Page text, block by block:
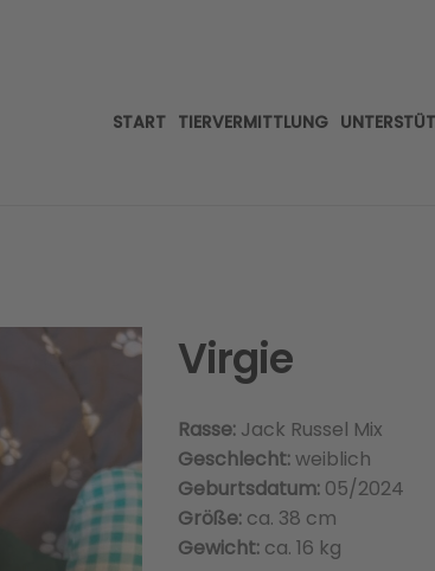
START TIERVERMITTLUNG
Virgie
Rasse:Jack Russel Mix
Geschlecht:weiblich
Geburtsdatum:05/2024
Größe:ca. 38 cm
Gewicht:ca. 16 kg